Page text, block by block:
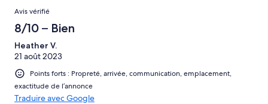
Avis vérifié
8/10 – Bien
Heather V.
21 août 2023
Points forts : Propreté, arrivée, communication, emplacement,
exactitude de l’annonce
Traduire avec Google